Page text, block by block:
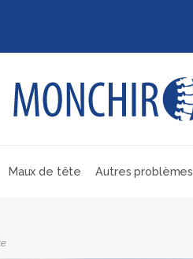
Maux de tête Autres problèmes